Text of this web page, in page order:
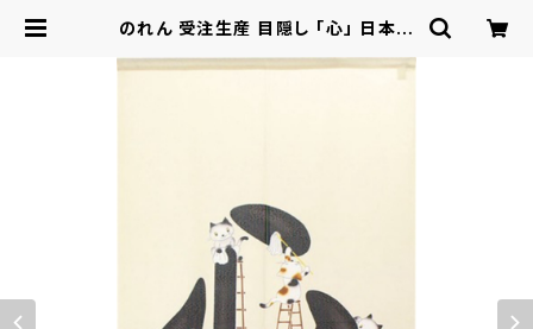
のれん 受注生産 目隠し 「心」 日本製
ク・敷物 | ロシナンテ！オンライン -